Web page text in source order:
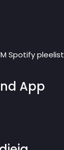
Spotify pleelist
App